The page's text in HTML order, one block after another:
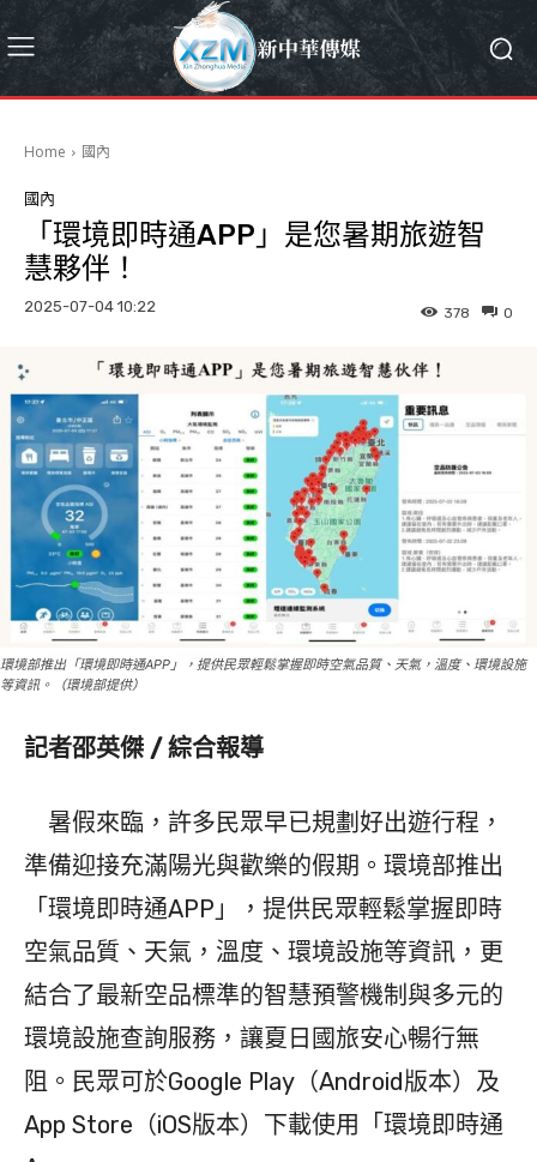
Home 國內
國內
「環境即時通APP」是您暑期旅遊智
慧夥伴！
2025-07-04 10:22 0
378
環境部推出「環境即時通APP」，提供民眾輕鬆掌握即時空氣品質、天氣，溫度、環境設施
等資訊。（環境部提供）
記者邵英傑 / 綜合報導
暑假來臨，許多民眾早已規劃好出遊行程，
準備迎接充滿陽光與歡樂的假期。環境部推出
「環境即時通APP」，提供民眾輕鬆掌握即時
空氣品質、天氣，溫度、環境設施等資訊，更
結合了最新空品標準的智慧預警機制與多元的
環境設施查詢服務，讓夏日國旅安心暢行無
阻。民眾可於Google Play（Android版本）及
App Store（iOS版本）下載使用「環境即時通